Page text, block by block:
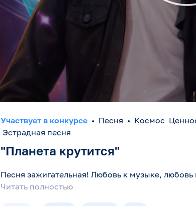
Участвует в конкурсе • Песня • Космос
Эстрадная песня
"Планета крутится"
Песня зажигательная! Любовь к музыке, любовь
Читать полностью